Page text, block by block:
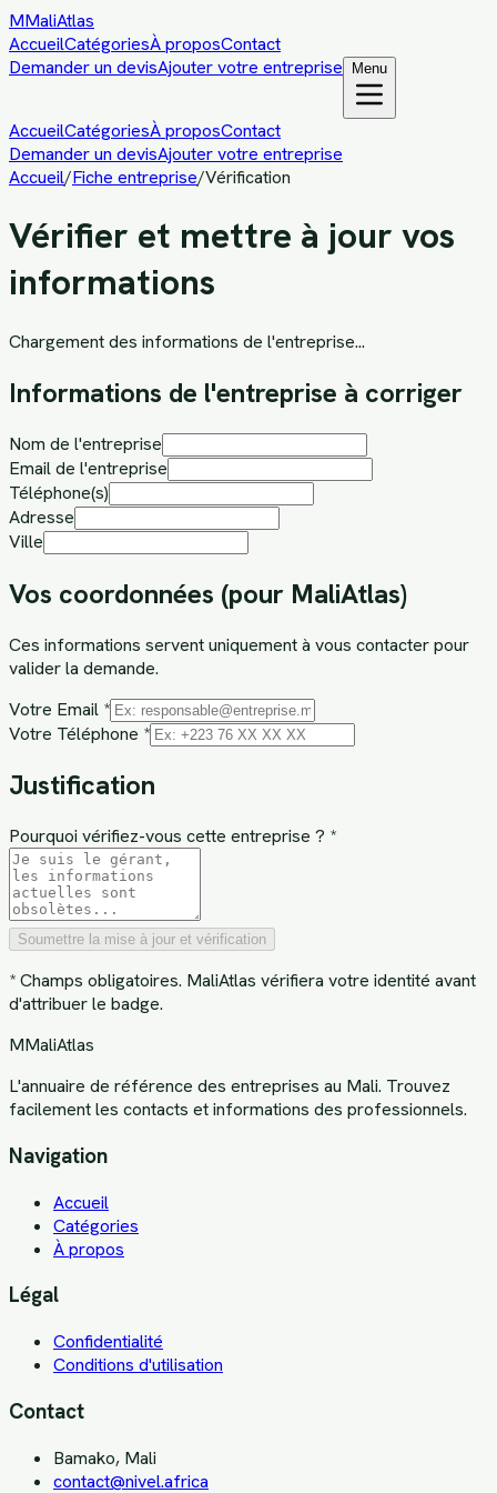
MMaliAtlas
AccueilCatégoriesÀ proposContact
Demander un devisAjouter votre entreprise Menu
AccueilCatégoriesÀ proposContact
Demander un devisAjouter votre entreprise
Accueil/Fiche entreprise/Vérification
Vérifier et mettre à jour vos
informations
Chargement des informations de l'entreprise...
Informations de l'entreprise à corriger
Nom de l'entreprise
Email de l'entreprise
Téléphone(s)
Adresse
Ville
Vos coordonnées (pour MaliAtlas)
Ces informations servent uniquement à vous contacter pour
valider la demande.
Votre Email *
Votre Téléphone *
Justification
Pourquoi vérifiez-vous cette entreprise ? *
Soumettre la mise à jour et vérification
* Champs obligatoires. MaliAtlas vérifiera votre identité avant
d'attribuer le badge.
MMaliAtlas
L'annuaire de référence des entreprises au Mali. Trouvez
facilement les contacts et informations des professionnels.
Navigation
Accueil
Catégories
À propos
Légal
Confidentialité
Conditions d'utilisation
Contact
Bamako, Mali
contact@nivel.africa